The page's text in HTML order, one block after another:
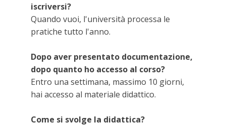
iscriversi?
Quando vuoi, l'università processa le
pratiche tutto l'anno.
Dopo aver presentato documentazione,
dopo quanto ho accesso al corso?
Entro una settimana, massimo 10 giorni,
hai accesso al materiale didattico.
Come si svolge la didattica?